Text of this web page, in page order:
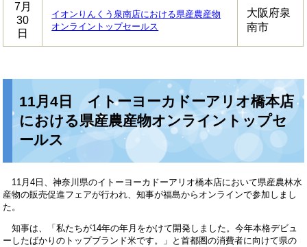
7月
30
日
イオンりんくう泉南店における県産農産物
オンライントップセールス
大阪府泉
南市
11月4日 イトーヨーカドーアリオ橋本店
における県産農産物オンライントップセ
ールス
11月4日、神奈川県のイトーヨーカドーアリオ橋本店において県産農林水
産物の販売促進フェアが行われ、知事が福島からオンラインで参加しまし
た。
知事は、「私たちが14年の年月をかけて開発しました。今年本格デビュ
ーしたばかりのトップブランド米です。」と首都圏の消費者に向けて県の